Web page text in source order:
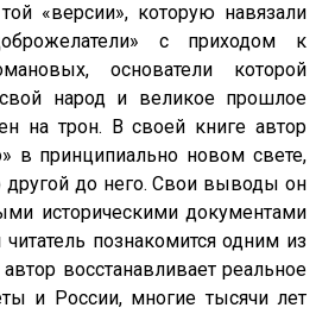
«версии», которую навязали
с приходом к
основатели которой
свой народ и великое прошлое
на трон. В своей книге автор
в принципиально новом свете,
другой до него. Свои выводы он
историческими документами
познакомится одним из
восстанавливает реальное
и России, многие тысячи лет